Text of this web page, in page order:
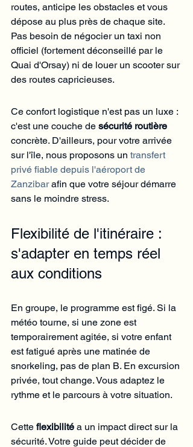
routes, anticipe les obstacles et vous
dépose au plus près de chaque site.
Pas besoin de négocier un taxi non
officiel (fortement déconseillé par le
Quai d'Orsay) ni de louer un scooter sur
des routes capricieuses.
Ce confort logistique n'est pas un luxe :
c'est une couche de sécurité routière
concrète. D'ailleurs, pour votre arrivée
sur l'île, nous proposons un transfert
privé fiable depuis l'aéroport de
Zanzibar afin que votre séjour démarre
sans le moindre stress.
Flexibilité de l'itinéraire :
s'adapter en temps réel
aux conditions
En groupe, le programme est figé. Si la
météo tourne, si une zone est
temporairement agitée, si votre enfant
est fatigué après une matinée de
snorkeling, pas de plan B. En excursion
privée, tout change. Vous adaptez le
rythme et le parcours à votre situation.
Cette flexibilité a un impact direct sur la
sécurité. Votre guide peut décider de